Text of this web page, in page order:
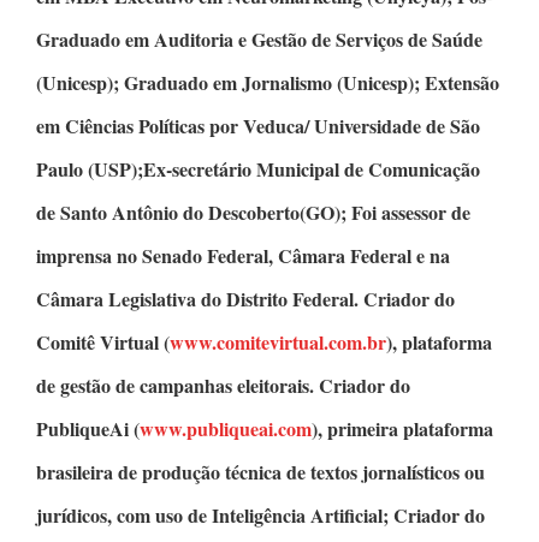
Graduado em Auditoria e Gestão de Serviços de Saúde
(Unicesp);Graduado em Jornalismo(Unicesp);Extensão
em Ciências Políticaspor Veduca/ Universidade de São
Paulo (USP);Ex-secretário Municipal de Comunicação
de Santo Antônio do Descoberto(GO); Foi assessor de
imprensa no Senado Federal, Câmara Federal e na
Câmara Legislativa do Distrito Federal.Criador do
Comitê Virtual(www.comitevirtual.com.br), plataforma
de gestão de campanhas eleitorais.Criador do
PubliqueAi(www.publiqueai.com), primeira plataforma
brasileira de produção técnica de textos jornalísticos ou
jurídicos, com uso de Inteligência Artificial;Criador do